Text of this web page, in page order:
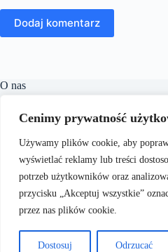
Cenimy prywatność
Używamy plików cookie, aby
wyświetlać reklamy lub treści
potrzeb użytkowników oraz
przycisku „Akceptuj wszystkie”
przez nas plików cookie.
Dostosuj Odrzucać
Dodaj komentarz
O nas
wachlarz treści z różnych dziedzin,
dostarczanie czytelnikom
materiałów, które wspierają ich
Dbamy o to, aby nasze artykuły były
dla każdego, niezależnie od
zakresie.
Copyright © 2026 - Linguacast.pl